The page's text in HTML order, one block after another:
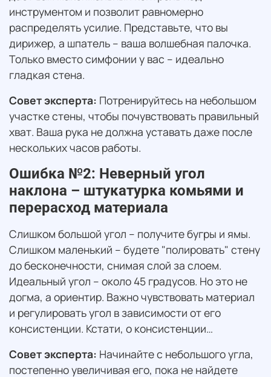
инструментом и позволит равномерно
распределять усилие. Представьте, что вы
дирижер, а шпатель – ваша волшебная палочка.
Только вместо симфонии у вас – идеально
гладкая стена.
Совет эксперта: Потренируйтесь на небольшом
участке стены, чтобы почувствовать правильный
хват. Ваша рука не должна уставать даже после
нескольких часов работы.
Ошибка №2: Неверный угол
наклона – штукатурка комьями и
перерасход материала
Слишком большой угол – получите бугры и ямы.
Слишком маленький – будете "полировать" стену
до бесконечности, снимая слой за слоем.
Идеальный угол – около 45 градусов. Но это не
догма, а ориентир. Важно чувствовать материал
и регулировать угол в зависимости от его
консистенции. Кстати, о консистенции…
Совет эксперта: Начинайте с небольшого угла,
постепенно увеличивая его, пока не найдете